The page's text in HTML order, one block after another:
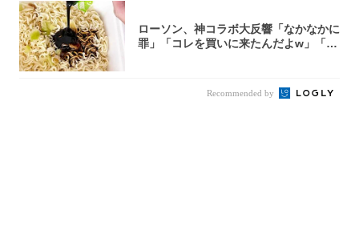
ローソン、神コラボ大反響「なかなかに
罪」「コレを買いに来たんだよw」「３
Recommended by